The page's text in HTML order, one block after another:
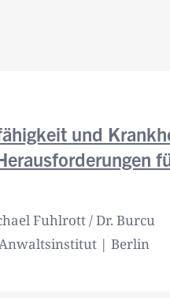
und
Fuhlrott / Dr. Burcu
| Berlin